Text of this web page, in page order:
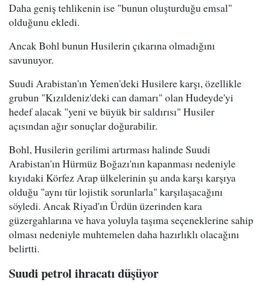
Daha geniş tehlikenin ise "bunun oluşturduğu emsal"
olduğunu ekledi.
Ancak Bohl bunun Husilerin çıkarına olmadığını
savunuyor.
Suudi Arabistan'ın Yemen'deki Husilere karşı, özellikle
grubun "Kızıldeniz'deki can damarı" olan Hudeyde'yi
hedef alacak "yeni ve büyük bir saldırısı" Husiler
açısından ağır sonuçlar doğurabilir.
Bohl, Husilerin gerilimi artırması halinde Suudi
Arabistan'ın Hürmüz Boğazı'nın kapanması nedeniyle
kıyıdaki Körfez Arap ülkelerinin şu anda karşı karşıya
olduğu "aynı tür lojistik sorunlarla" karşılaşacağını
söyledi. Ancak Riyad'ın Ürdün üzerinden kara
güzergahlarına ve hava yoluyla taşıma seçeneklerine sahip
olması nedeniyle muhtemelen daha hazırlıklı olacağını
belirtti.
Suudi petrol ihracatı düşüyor